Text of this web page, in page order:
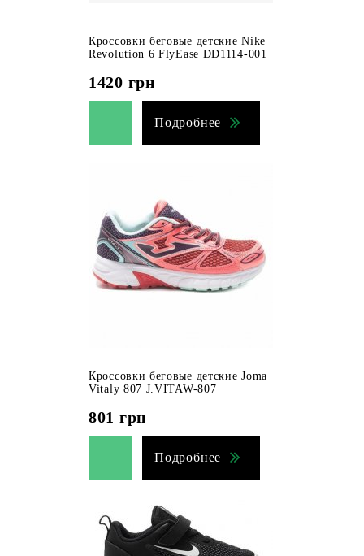
Кроссовки беговые детские Nike
Revolution 6 FlyEase DD1114-001
1420 грн
Подробнее
Кроссовки беговые детские Joma
Vitaly 807 J.VITAW-807
801 грн
Подробнее